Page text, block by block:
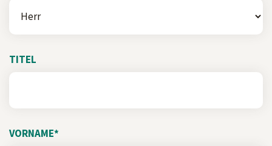
TITEL
VORNAME*